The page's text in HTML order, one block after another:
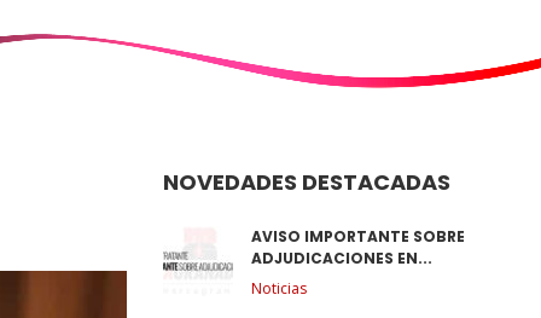
NOVEDADES DESTACADAS
AVISO IMPORTANTE SOBRE
ADJUDICACIONES EN...
Noticias